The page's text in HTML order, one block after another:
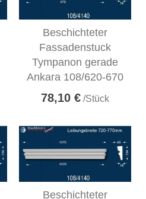
Beschichteter
Fassadenstuck
Tympanon gerade
Ankara 108/620-670
78,10 € /Stück
Beschichteter